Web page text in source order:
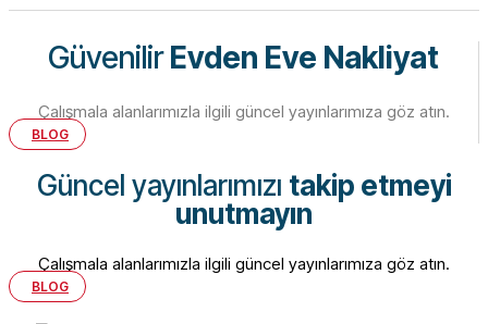
GüvenilirEvden Eve Nakliyat
Çalışmala alanlarımızla ilgili güncel yayınlarımıza göz atın.
BLOG
Güncel yayınlarımızı takip etmeyi
unutmayın
Çalışmala alanlarımızla ilgili güncel yayınlarımıza göz atın.
BLOG